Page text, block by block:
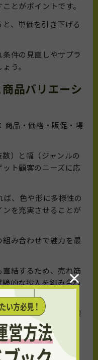
とがポイントです。
、単価を引き下げる
件の見直しやサプラ
う。
品バリエーシ
商品・価格・販促・場
）と幅（ジャンルの
ト顧客のニーズに応
、色や形に多様性の
を充実させることが
み合わせで魅力を最
結するため、売れ筋
的な投入を組み合わ
を最適化すれば、顧
す。
・メリット・導入事
×